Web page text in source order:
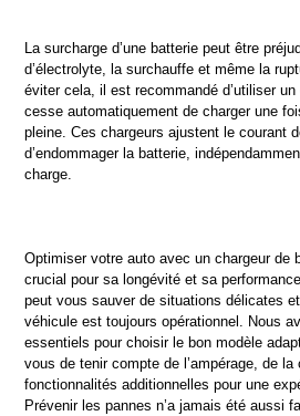
La surcharge d’une batterie peut être
d’électrolyte, la surchauffe et même la
éviter cela, il est recommandé d’utiliser
cesse automatiquement de charger une
pleine. Ces chargeurs ajustent le courant
d’endommager la batterie,
charge.
Optimiser votre auto avec un chargeur de
crucial pour sa longévité et sa
peut vous sauver de situations délicates
véhicule est toujours opérationnel. Nous
essentiels pour choisir le bon modèle
vous de tenir compte de l’ampérage, de
fonctionnalités additionnelles pour une
Prévenir les pannes n’a jamais été aussi